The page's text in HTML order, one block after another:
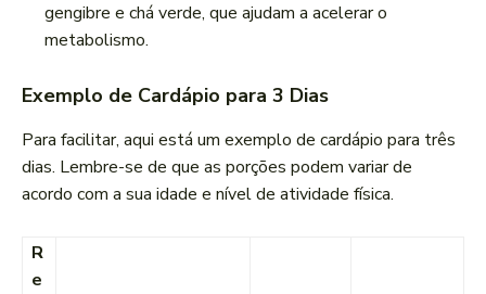
gengibre e chá verde, que ajudam a acelerar o
metabolismo.
Exemplo de Cardápio para 3 Dias
Para facilitar, aqui está um exemplo de cardápio para três
dias. Lembre-se de que as porções podem variar de
acordo com a sua idade e nível de atividade física.
R
e